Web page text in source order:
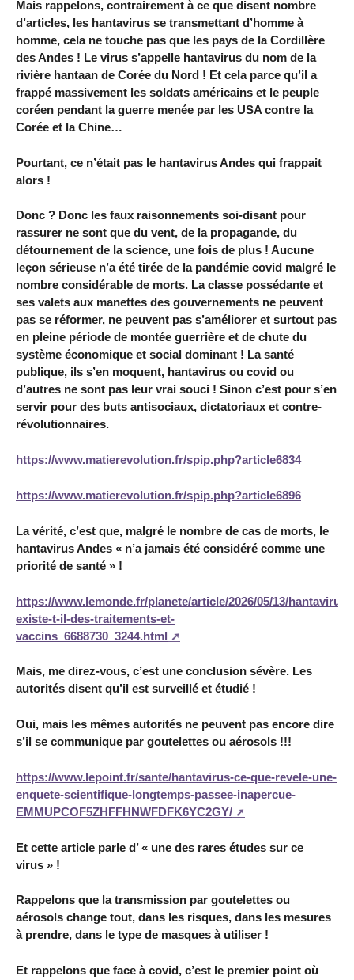
Mais rappelons, contrairement à ce que disent nombre
d’articles, les hantavirus se transmettant d’homme à
homme, cela ne touche pas que les pays de la Cordillère
des Andes ! Le virus s’appelle hantavirus du nom de la
rivière hantaan de Corée du Nord ! Et cela parce qu’il a
frappé massivement les soldats américains et le peuple
coréen pendant la guerre menée par les USA contre la
Corée et la Chine…
Pourtant, ce n’était pas le hantavirus Andes qui frappait
alors !
Donc ? Donc les faux raisonnements soi-disant pour
rassurer ne sont que du vent, de la propagande, du
détournement de la science, une fois de plus ! Aucune
leçon sérieuse n’a été tirée de la pandémie covid malgré le
nombre considérable de morts. La classe possédante et
ses valets aux manettes des gouvernements ne peuvent
pas se réformer, ne peuvent pas s’améliorer et surtout pas
en pleine période de montée guerrière et de chute du
système économique et social dominant ! La santé
publique, ils s’en moquent, hantavirus ou covid ou
d’autres ne sont pas leur vrai souci ! Sinon c’est pour s’en
servir pour des buts antisociaux, dictatoriaux et contre-
révolutionnaires.
https://www.matierevolution.fr/spip.php?article6834
https://www.matierevolution.fr/spip.php?article6896
La vérité, c’est que, malgré le nombre de cas de morts, le
hantavirus Andes « n’a jamais été considéré comme une
priorité de santé » !
https://www.lemonde.fr/planete/article/2026/05/13/hantavirus-
existe-t-il-des-traitements-et-
vaccins_6688730_3244.html
Mais, me direz-vous, c’est une conclusion sévère. Les
autorités disent qu’il est surveillé et étudié !
Oui, mais les mêmes autorités ne peuvent pas encore dire
s’il se communique par goutelettes ou aérosols !!!
https://www.lepoint.fr/sante/hantavirus-ce-que-revele-une-
enquete-scientifique-longtemps-passee-inapercue-
EMMUPCOF5ZHFFHNWFDFK6YC2GY/
Et cette article parle d’ « une des rares études sur ce
virus » !
Rappelons que la transmission par goutelettes ou
aérosols change tout, dans les risques, dans les mesures
à prendre, dans le type de masques à utiliser !
Et rappelons que face à covid, c’est le premier point où